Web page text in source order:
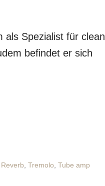
als Spezialist für clean
befindet er sich
Reverb, Tremolo, Tube amp